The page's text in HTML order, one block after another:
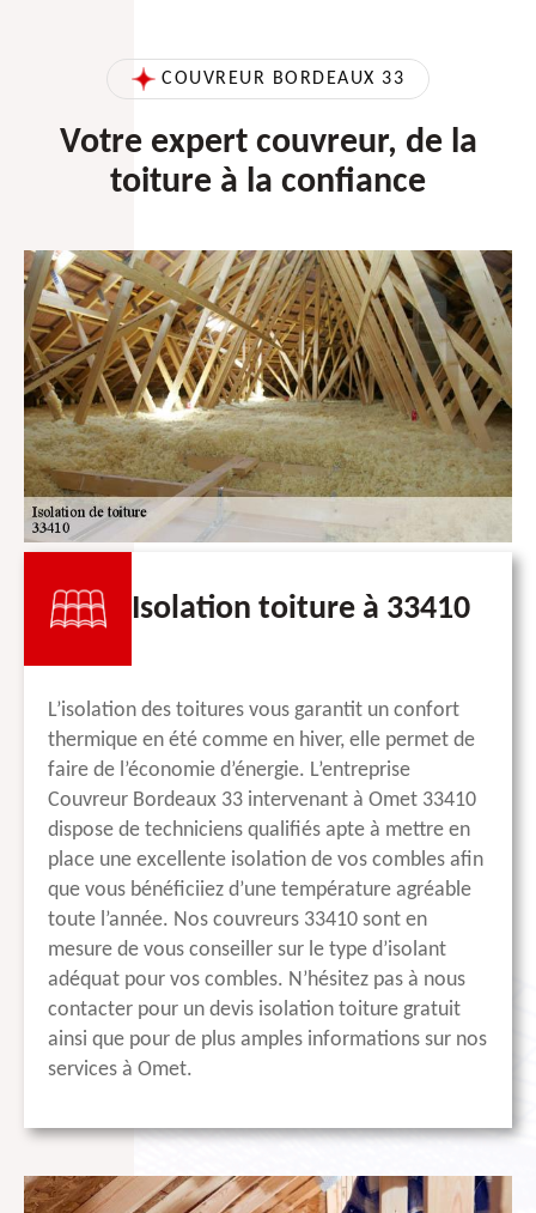
COUVREUR BORDEAUX 33
Votre expert couvreur, de la
toiture à la confiance
Isolation toiture à 33410
L’isolation des toitures vous garantit un confort
thermique en été comme en hiver, elle permet de
faire de l’économie d’énergie. L’entreprise
Couvreur Bordeaux 33 intervenant à Omet 33410
dispose de techniciens qualifiés apte à mettre en
place une excellente isolation de vos combles afin
que vous bénéficiiez d’une température agréable
toute l’année. Nos couvreurs 33410 sont en
mesure de vous conseiller sur le type d’isolant
adéquat pour vos combles. N’hésitez pas à nous
contacter pour un devis isolation toiture gratuit
ainsi que pour de plus amples informations sur nos
services à Omet.